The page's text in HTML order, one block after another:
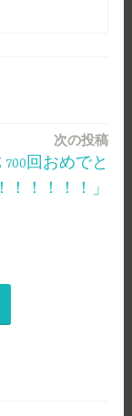
次の投稿
700回おめでと
！！！！！」